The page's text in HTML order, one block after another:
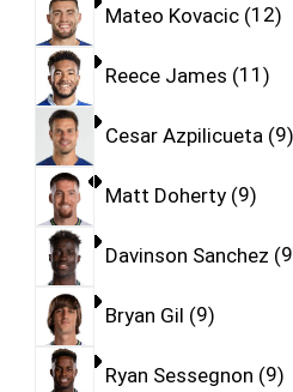
Mateo Kovacic 12
Reece James 11
Cesar Azpilicueta 9
Matt Doherty 9
Davinson Sanchez 9
Bryan Gil 9
Ryan Sessegnon 9